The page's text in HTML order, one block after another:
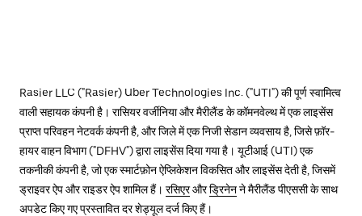
Rasier LLC ("Rasier) Uber Technologies Inc. ("UTI") की पूर्ण स्वामित्व
वाली सहायक कंपनी है। रासियर वर्जीनिया और मैरीलैंड के कॉमनवेल्थ में एक लाइसेंस
प्राप्त परिवहन नेटवर्क कंपनी है, और जिले में एक निजी सेडान व्यवसाय है, जिसे फ़ॉर-
हायर वाहन विभाग ("DFHV") द्वारा लाइसेंस दिया गया है। यूटीआई (UTI) एक
तकनीकी कंपनी है, जो एक स्मार्टफ़ोन ऐप्लिकेशन विकसित और लाइसेंस देती है, जिसमें
ड्राइवर ऐप और राइडर ऐप शामिल हैं। रसिएरऔरड्रिनेनने मैरीलैंड पीएससी के साथ
अपडेट किए गए प्रस्तावित दर शेड्यूल दर्ज किए हैं।